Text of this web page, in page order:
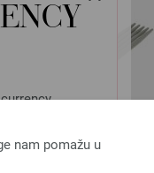
nam pomažu u